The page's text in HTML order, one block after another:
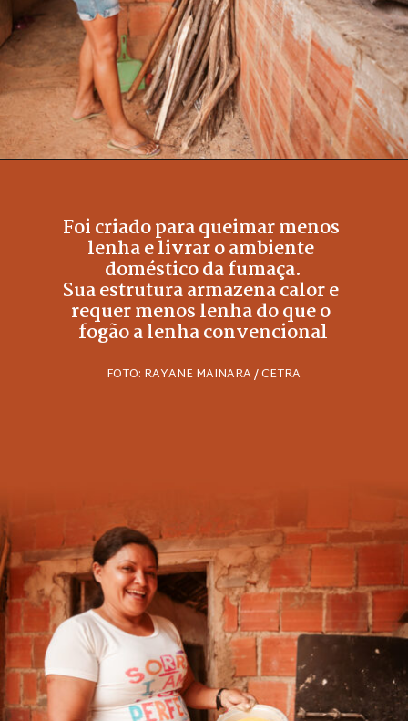
Foi criado para queimar menos
lenha e livrar o ambiente
doméstico da fumaça.
Sua estrutura armazena calor e
requer menos lenha do que o
fogão a lenha convencional
FOTO: RAYANE MAINARA / CETRA